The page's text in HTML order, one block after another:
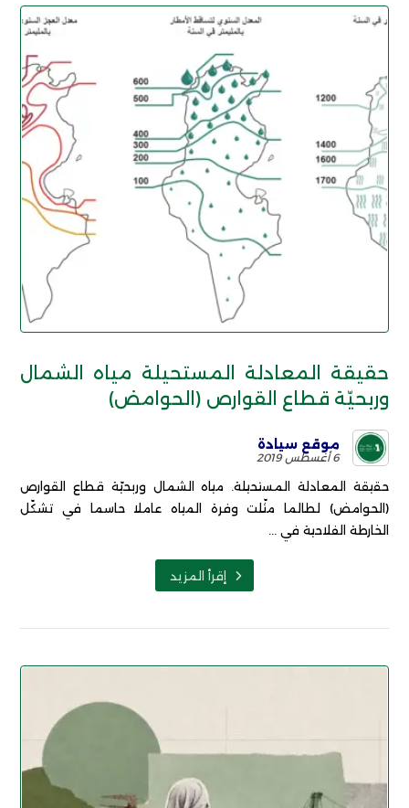
حقيقة المعادلة المستحيلة مياه الشمال
وربحيّة قطاع القوارص (الحوامض)
موقع سيادة
6 أغسطس 2019
حقيقة المعادلة المستحيلة. مياه الشمال وربحيّة قطاع القوارص
(الحوامض) لطالما مثّلت وفرة المياه عاملا حاسما في تشكّل
الخارطة الفلاحية في ...
إقرأ المزيد